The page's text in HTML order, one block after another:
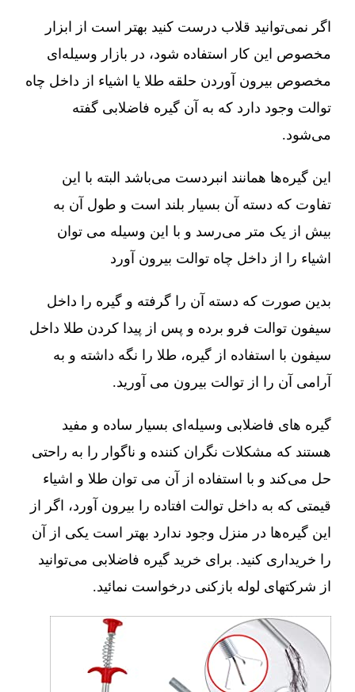
اگر نمی‌توانید قلاب درست کنید بهتر است از ابزار
مخصوص این کار استفاده شود، در بازار وسیله‌ای
مخصوص بیرون آوردن حلقه طلا یا اشیاء از داخل چاه
توالت وجود دارد که به آن گیره فاضلابی گفته
می‌شود.
این گیره‌ها همانند انبردست می‌باشد البته با این
تفاوت که دسته آن بسیار بلند است و طول آن به
بیش از یک متر می‌رسد و با این وسیله می توان
اشیاء را از داخل چاه توالت بیرون آورد
بدین صورت که دسته آن را گرفته و گیره را داخل
سیفون توالت فرو برده و پس از پیدا کردن طلا داخل
سیفون با استفاده از گیره، طلا را نگه داشته و به
آرامی آن را از توالت بیرون می آورید.
گیره های فاضلابی وسیله‌ای بسیار ساده و مفید
هستند که مشکلات نگران کننده و ناگوار را به راحتی
حل می‌کند و با استفاده از آن می توان طلا و اشیاء
قیمتی که به داخل توالت افتاده را بیرون آورد، اگر از
این گیره‌ها در منزل وجود ندارد بهتر است یکی از آن
را خریداری کنید. برای خرید گیره فاضلابی می‌توانید
از شرکتهای لوله بازکنی درخواست نمائید.